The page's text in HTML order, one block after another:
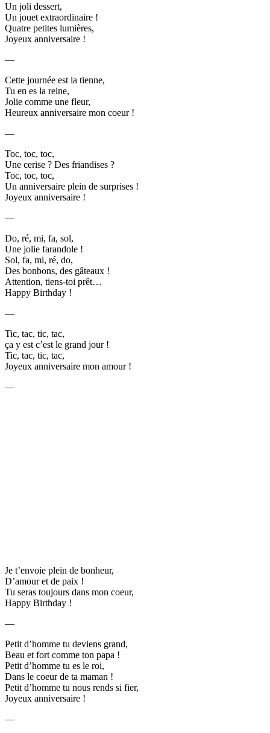
Un joli dessert,
Un jouet extraordinaire !
Quatre petites lumières,
Joyeux anniversaire !
—
Cette journée est la tienne,
Tu en es la reine,
Jolie comme une fleur,
Heureux anniversaire mon coeur !
—
Toc, toc, toc,
Une cerise ? Des friandises ?
Toc, toc, toc,
Un anniversaire plein de surprises !
Joyeux anniversaire !
—
Do, ré, mi, fa, sol,
Une jolie farandole !
Sol, fa, mi, ré, do,
Des bonbons, des gâteaux !
Attention, tiens-toi prêt…
Happy Birthday !
—
Tic, tac, tic, tac,
ça y est c’est le grand jour !
Tic, tac, tic, tac,
Joyeux anniversaire mon amour !
—
Je t’envoie plein de bonheur,
D’amour et de paix !
Tu seras toujours dans mon coeur,
Happy Birthday !
—
Petit d’homme tu deviens grand,
Beau et fort comme ton papa !
Petit d’homme tu es le roi,
Dans le coeur de ta maman !
Petit d’homme tu nous rends si fier,
Joyeux anniversaire !
—